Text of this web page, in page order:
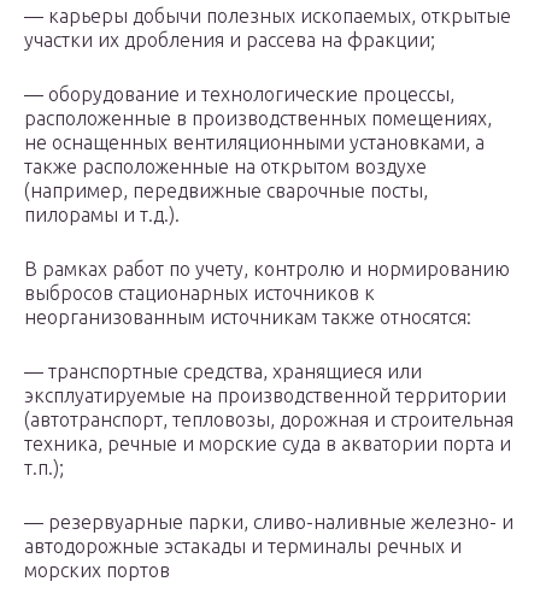
— карьеры добычи полезных ископаемых, открытые
участки их дробления и рассева на фракции;
— оборудование и технологические процессы,
расположенные в производственных помещениях,
не оснащенных вентиляционными установками, а
также расположенные на открытом воздухе
(например, передвижные сварочные посты,
пилорамы и т.д.).
В рамках работ по учету, контролю и нормированию
выбросов стационарных источников к
неорганизованным источникам также относятся:
— транспортные средства, хранящиеся или
эксплуатируемые на производственной территории
(автотранспорт, тепловозы, дорожная и строительная
техника, речные и морские суда в акватории порта и
т.п.);
— резервуарные парки, сливо-наливные железно- и
автодорожные эстакады и терминалы речных и
морских портов